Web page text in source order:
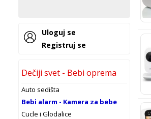
Uloguj se
Registruj se
Dečiji svet - Bebi oprema
Auto sedišta
Bebi alarm - Kamera za bebe
Cucle i Glodalice